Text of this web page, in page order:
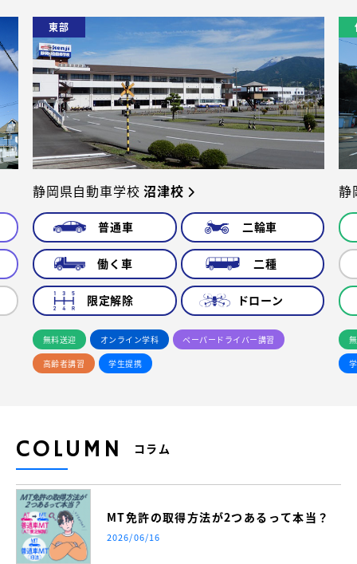
東部
静岡県自動車学校沼津校
普通車 二輪車
働く車 二種
限定解除 ドローン
無料送迎 オンライン学科
ペーパードライバー講習
高齢者講習
学生提携
静
COLUMN コラム
MT免許の取得方法が2つあるって本当？
2026/06/16